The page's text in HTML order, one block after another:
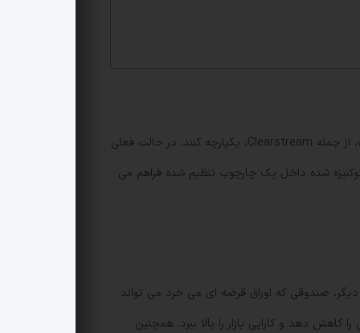
شرکت ها توافقنامه ای امضا کردند تا توکن های CoinVertible یورویی و دلاری SG‑FORGE را با عملیات پس از معاملهٔ دویچه بورسه، از جمله Clearstream، یکپارچه کنند. در حالت فعلی
شده داخل یک چارچوب تنظیم شده فراهم می
صندوقی که اوراق قرضه ای می خرد می تواند
کاهش دهد و کارایی بازار را بالا ببرد. همچنین